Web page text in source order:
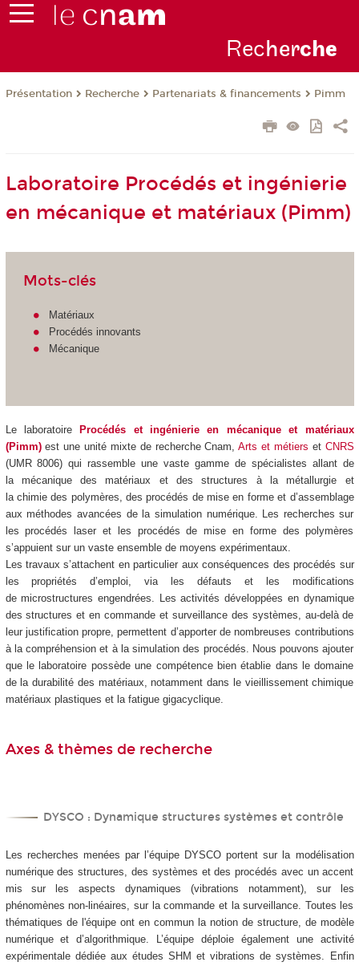
Recherche
Présentation Recherche Partenariats & financements Pimm
Laboratoire Procédés et ingénierie
en mécanique et matériaux (Pimm)
Mots-clés
Matériaux
Procédés innovants
Mécanique
Le laboratoire
Procédés et ingénierie en mécanique et matériaux
(Pimm)est une unité mixte de recherche Cnam,Arts et métiers et CNRS
(UMR 8006) qui rassemble une vaste gamme de spécialistes allant de
la mécanique des matériaux et des structures à la métallurgie et
la chimie des polymères, des procédés de mise en forme et d’assemblage
aux méthodes avancées de la simulation numérique. Les recherches sur
les procédés laser et les procédés de mise en forme des polymères
s’appuient sur un vaste ensemble de moyens expérimentaux.
Les travaux s’attachent en particulier aux conséquences des procédés sur
les propriétés d’emploi, via les défauts et les modifications
de microstructures engendrées. Les activités développées en dynamique
des structures et en commande et surveillance des systèmes, au-delà de
leur justification propre, permettent d’apporter de nombreuses contributions
à la compréhension et à la simulation des procédés. Nous pouvons ajouter
que le laboratoire possède une compétence bien établie dans le domaine
de la durabilité des matériaux, notamment dans le vieillissement chimique
matériaux plastiques et la fatigue gigacyclique.
Axes & thèmes de recherche
DYSCO : Dynamique structures systèmes et contrôle
Les recherches menées par l’équipe DYSCO portent sur la modélisation
numérique des structures, des systèmes et des procédés avec un accent
mis sur les aspects dynamiques (vibrations notamment), sur les
phénomènes non-linéaires, sur la commande et la surveillance. Toutes les
thématiques de l'équipe ont en commun la notion de structure, de modèle
numérique et d’algorithmique. L’équipe déploie également une activité
expérimentale dédiée aux études SHM et vibrations de systèmes. Enfin